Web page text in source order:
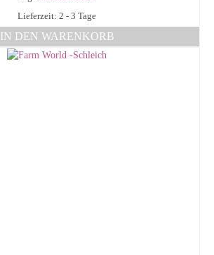
Lieferzeit: 2 - 3 Tage
IN DEN WARENKORB